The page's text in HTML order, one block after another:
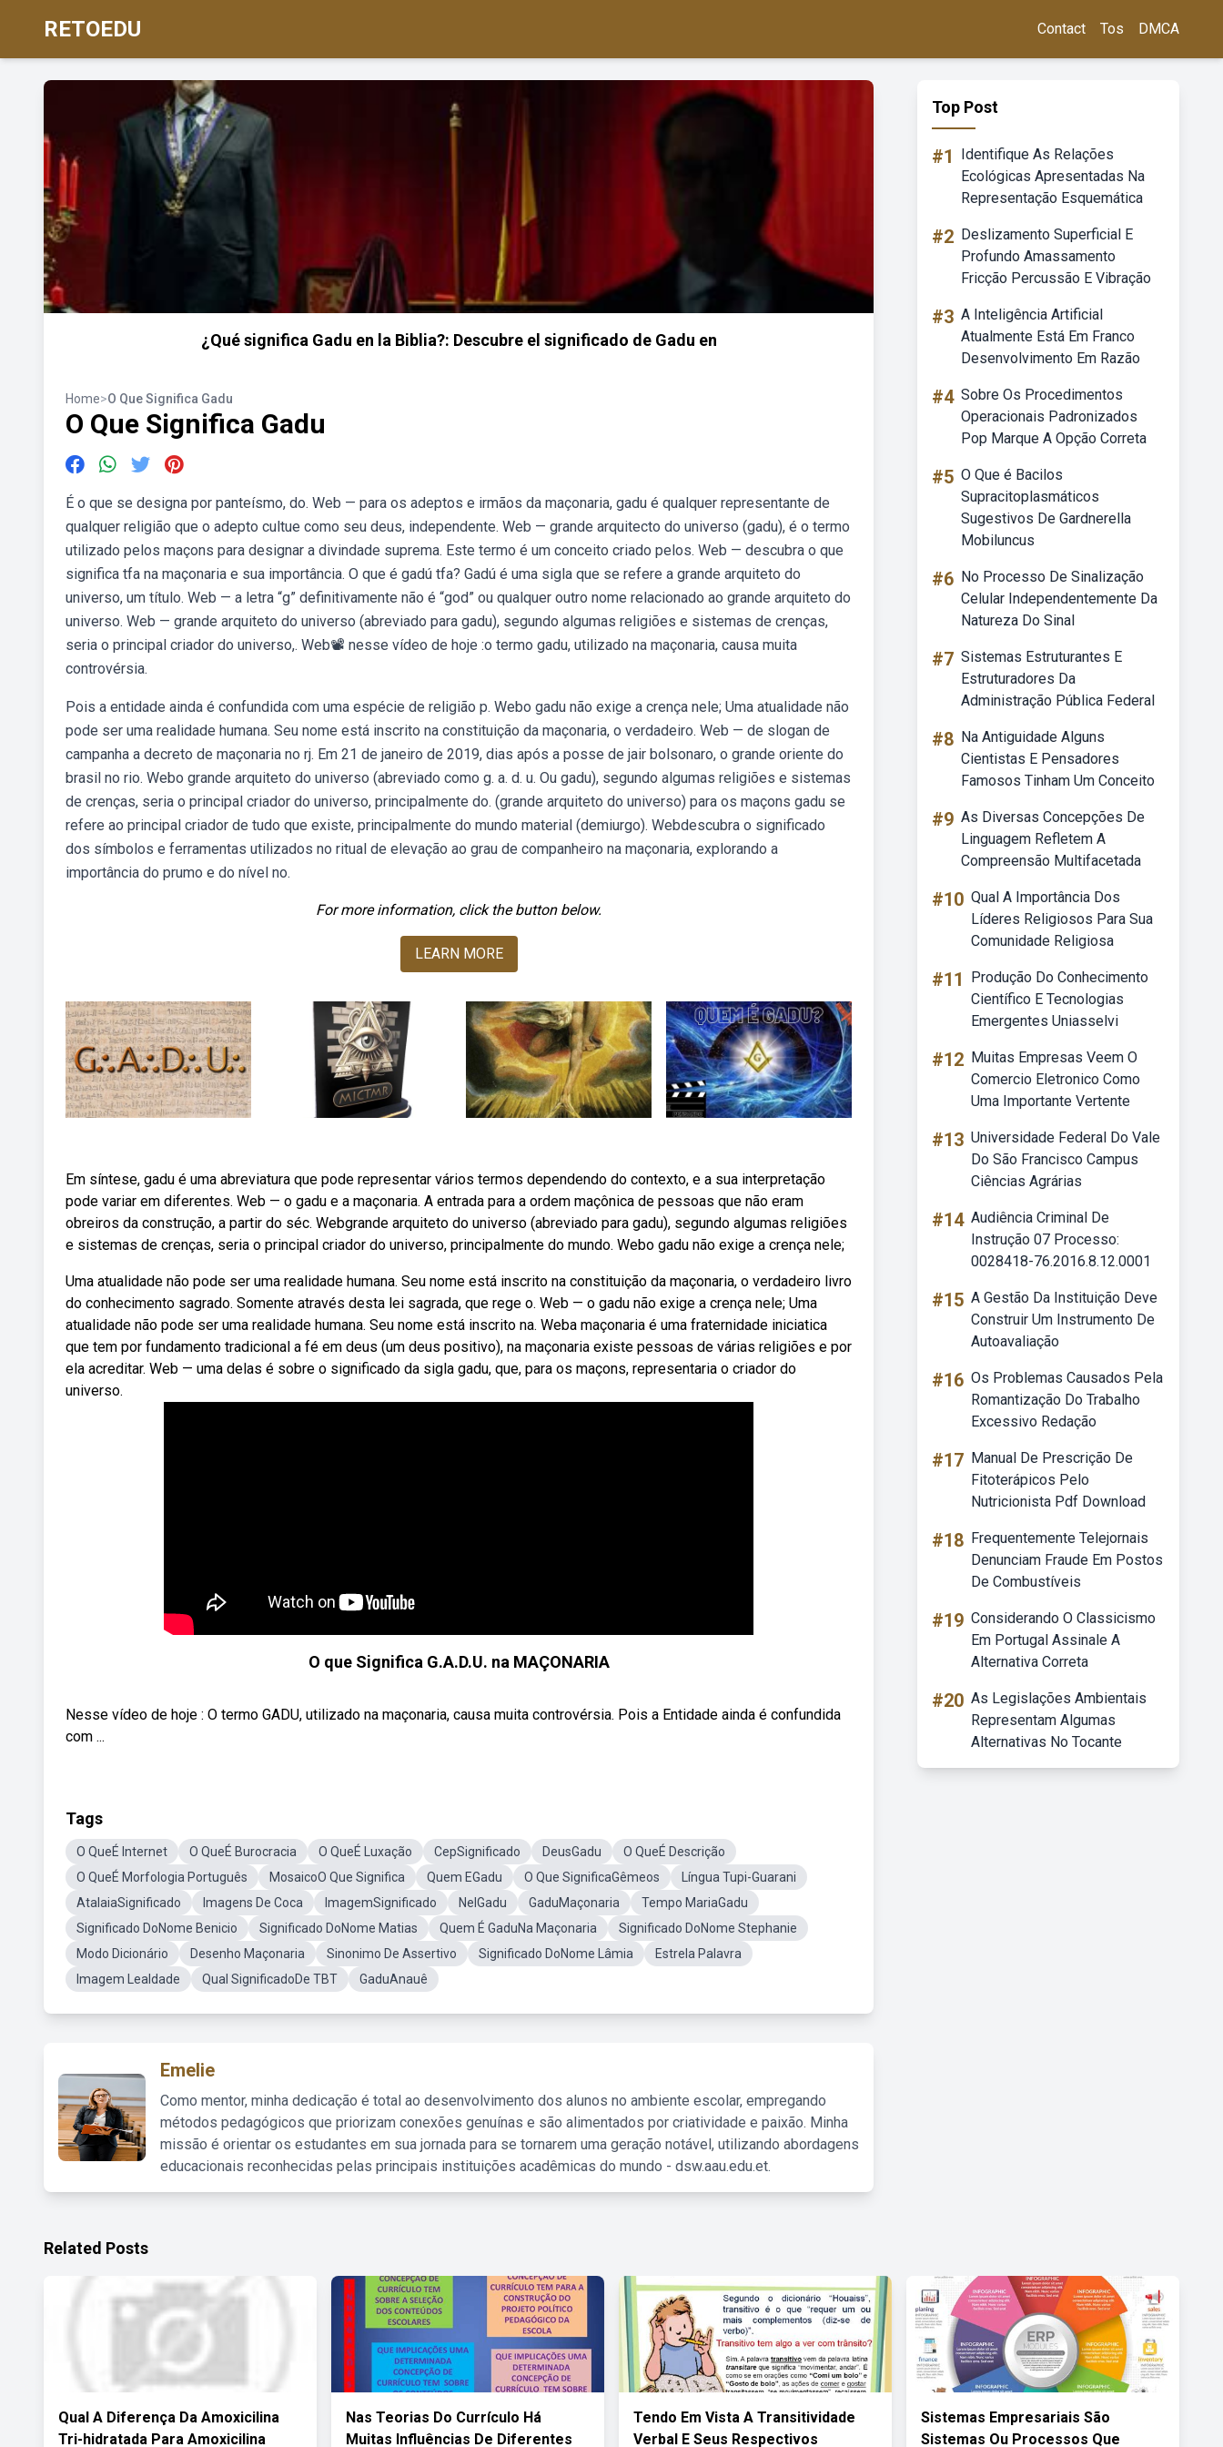
RETOEDU Contact Tos DMCA
¿Qué significa Gadu en la Biblia?: Descubre el significado de Gadu en
Home>O Que Significa Gadu
O Que Significa Gadu
É o que se designa por panteísmo, do. Web — para os adeptos e irmãos da maçonaria, gadu é qualquer representante de
qualquer religião que o adepto cultue como seu deus, independente. Web — grande arquitecto do universo (gadu), é o termo
utilizado pelos maçons para designar a divindade suprema. Este termo é um conceito criado pelos. Web — descubra o que
significa tfa na maçonaria e sua importância. O que é gadú tfa? Gadú é uma sigla que se refere a grande arquiteto do
universo, um título. Web — a letra “g” definitivamente não é “god” ou qualquer outro nome relacionado ao grande arquiteto do
universo. Web — grande arquiteto do universo (abreviado para gadu), segundo algumas religiões e sistemas de crenças,
seria o principal criador do universo,. Web📽 nesse vídeo de hoje :o termo gadu, utilizado na maçonaria, causa muita
controvérsia.
Pois a entidade ainda é confundida com uma espécie de religião p. Webo gadu não exige a crença nele; Uma atualidade não
pode ser uma realidade humana. Seu nome está inscrito na constituição da maçonaria, o verdadeiro. Web — de slogan de
campanha a decreto de maçonaria no rj. Em 21 de janeiro de 2019, dias após a posse de jair bolsonaro, o grande oriente do
brasil no rio. Webo grande arquiteto do universo (abreviado como g. a. d. u. Ou gadu), segundo algumas religiões e sistemas
de crenças, seria o principal criador do universo, principalmente do. (grande arquiteto do universo) para os maçons gadu se
refere ao principal criador de tudo que existe, principalmente do mundo material (demiurgo). Webdescubra o significado
dos símbolos e ferramentas utilizados no ritual de elevação ao grau de companheiro na maçonaria, explorando a
importância do prumo e do nível no.
For more information, click the button below.
LEARN MORE
Em síntese, gadu é uma abreviatura que pode representar vários termos dependendo do contexto, e a sua interpretação
pode variar em diferentes. Web — o gadu e a maçonaria. A entrada para a ordem maçônica de pessoas que não eram
obreiros da construção, a partir do séc. Webgrande arquiteto do universo (abreviado para gadu), segundo algumas religiões
e sistemas de crenças, seria o principal criador do universo, principalmente do mundo. Webo gadu não exige a crença nele;
Uma atualidade não pode ser uma realidade humana. Seu nome está inscrito na constituição da maçonaria, o verdadeiro livro
do conhecimento sagrado. Somente através desta lei sagrada, que rege o. Web — o gadu não exige a crença nele; Uma
atualidade não pode ser uma realidade humana. Seu nome está inscrito na. Weba maçonaria é uma fraternidade iniciatica
que tem por fundamento tradicional a fé em deus (um deus positivo), na maçonaria existe pessoas de várias religiões e por
ela acreditar. Web — uma delas é sobre o significado da sigla gadu, que, para os maçons, representaria o criador do
universo.
O que Significa G.A.D.U. na MAÇONARIA
Nesse vídeo de hoje : O termo GADU, utilizado na maçonaria, causa muita controvérsia. Pois a Entidade ainda é confundida
com ...
Tags
O QueÉ Internet O QueÉ Burocracia O QueÉ Luxação CepSignificado DeusGadu
O QueÉ Descrição
O QueÉ Morfologia Português
MosaicoO Que Significa Quem EGadu O Que SignificaGêmeos
Língua Tupi-Guarani
AtalaiaSignificado
Imagens De Coca ImagemSignificado NelGadu GaduMaçonaria
Tempo MariaGadu
Significado DoNome Benicio
Significado DoNome Matias Quem É GaduNa Maçonaria
Significado DoNome Stephanie
Modo Dicionário
Desenho Maçonaria Sinonimo De Assertivo Significado DoNome Lâmia
Estrela Palavra
Imagem Lealdade
Qual SignificadoDe TBT GaduAnauê
Emelie
Como mentor, minha dedicação é total ao desenvolvimento dos alunos no ambiente escolar, empregando
métodos pedagógicos que priorizam conexões genuínas e são alimentados por criatividade e paixão. Minha
missão é orientar os estudantes em sua jornada para se tornarem uma geração notável, utilizando abordagens
educacionais reconhecidas pelas principais instituições acadêmicas do mundo - dsw.aau.edu.et.
Top Post
#1
Identifique As Relações
Ecológicas Apresentadas Na
Representação Esquemática
#2 Deslizamento Superficial E
Profundo Amassamento
Fricção Percussão E Vibração
#3 A Inteligência Artificial
Atualmente Está Em Franco
Desenvolvimento Em Razão
#4 Sobre Os Procedimentos
Operacionais Padronizados
Pop Marque A Opção Correta
#5 O Que é Bacilos
Supracitoplasmáticos
Sugestivos De Gardnerella
Mobiluncus
#6 No Processo De Sinalização
Celular Independentemente Da
Natureza Do Sinal
#7 Sistemas Estruturantes E
Estruturadores Da
Administração Pública Federal
#8 Na Antiguidade Alguns
Cientistas E Pensadores
Famosos Tinham Um Conceito
#9 As Diversas Concepções De
Linguagem Refletem A
Compreensão Multifacetada
#10 Qual A Importância Dos
Líderes Religiosos Para Sua
Comunidade Religiosa
#11
Produção Do Conhecimento
Científico E Tecnologias
Emergentes Uniasselvi
#12 Muitas Empresas Veem O
Comercio Eletronico Como
Uma Importante Vertente
#13 Universidade Federal Do Vale
Do São Francisco Campus
Ciências Agrárias
#14 Audiência Criminal De
Instrução 07 Processo:
0028418-76.2016.8.12.0001
#15 A Gestão Da Instituição Deve
Construir Um Instrumento De
Autoavaliação
#16 Os Problemas Causados Pela
Romantização Do Trabalho
Excessivo Redação
#17 Manual De Prescrição De
Fitoterápicos Pelo
Nutricionista Pdf Download
#18 Frequentemente Telejornais
Denunciam Fraude Em Postos
De Combustíveis
#19 Considerando O Classicismo
Em Portugal Assinale A
Alternativa Correta
#20 As Legislações Ambientais
Representam Algumas
Alternativas No Tocante
Related Posts
Qual A Diferença Da Amoxicilina
Tri-hidratada Para Amoxicilina
Nas Teorias Do Currículo Há
Muitas Influências De Diferentes
Tendo Em Vista A Transitividade
Verbal E Seus Respectivos
Sistemas Empresariais São
Sistemas Ou Processos Que